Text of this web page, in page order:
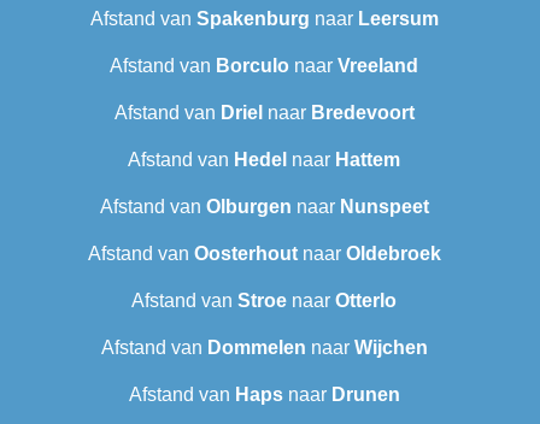
Afstand van Spakenburg naar Leersum
Afstand van Borculo naar Vreeland
Afstand van Driel naar Bredevoort
Afstand van Hedel naar Hattem
Afstand van Olburgen naar Nunspeet
Afstand van Oosterhoutnaar Oldebroek
Afstand van Stroe naar Otterlo
Afstand van Dommelen naar Wijchen
Afstand van Hapsnaar Drunen